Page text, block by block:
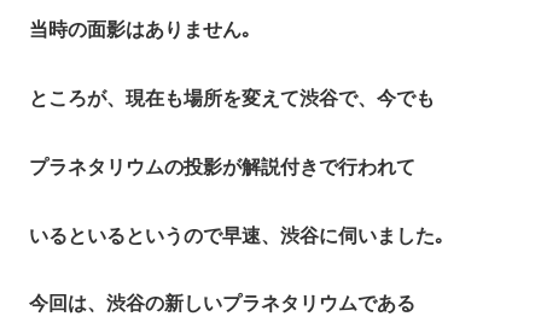
当時の面影はありません｡
ところが、現在も場所を変えて渋谷で、今でも
プラネタリウムの投影が解説付きで行われて
いるといるというので早速、渋谷に伺いました｡
今回は、渋谷の新しいプラネタリウムである